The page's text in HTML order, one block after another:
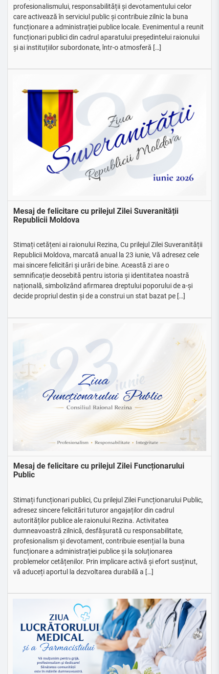
profesionalismului, responsabilității și devotamentului celor
care activează în serviciul public și contribuie zilnic la buna
funcționare a administrației publice locale. Evenimentul a reunit
funcționari publici din cadrul aparatului președintelui raionului
și ai instituțiilor subordonate, într-o atmosferă […]
Mesaj de felicitare cu prilejul Zilei Suveranității
Republicii Moldova
Stimați cetățeni ai raionului Rezina, Cu prilejul Zilei Suveranității
Republicii Moldova, marcată anual la 23 iunie, Vă adresez cele
mai sincere felicitări și urări de bine. Această zi are o
semnificație deosebită pentru istoria și identitatea noastră
națională, simbolizând afirmarea dreptului poporului de a-și
decide propriul destin și de a construi un stat bazat pe […]
Mesaj de felicitare cu prilejul Zilei Funcționarului
Public
Stimați funcționari publici, Cu prilejul Zilei Funcționarului Public,
adresez sincere felicitări tuturor angajaților din cadrul
autorităților publice ale raionului Rezina. Activitatea
dumneavoastră zilnică, desfășurată cu responsabilitate,
profesionalism și devotament, contribuie esențial la buna
funcționare a administrației publice și la soluționarea
problemelor cetățenilor. Prin implicare activă și efort susținut,
vă aduceți aportul la dezvoltarea durabilă a […]